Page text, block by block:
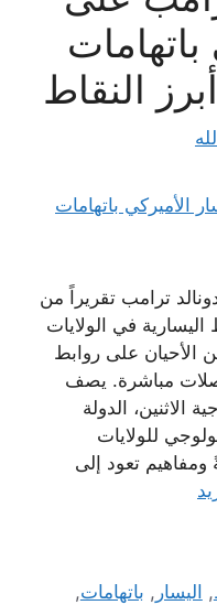
باتهامات
النقاط
ترامب تقريراً من
في الولايات
الأحيان على روابط
مباشرة. يصف
الاثنين، الدولة
للولايات
ومفاهيم تعود إلى
, اليسار , باتهامات,